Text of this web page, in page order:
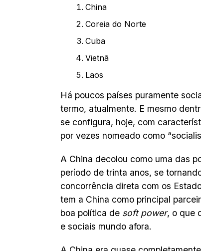
China
Coreia do Norte
Cuba
Vietnã
Laos
Há poucos países puramente
termo, atualmente. E mesmo
se configura, hoje, com
por vezes nomeado como
A China decolou como uma das
período de trinta anos, se
concorrência direta com os
tem a China como principal
boa política de soft power, o que
e sociais mundo afora.